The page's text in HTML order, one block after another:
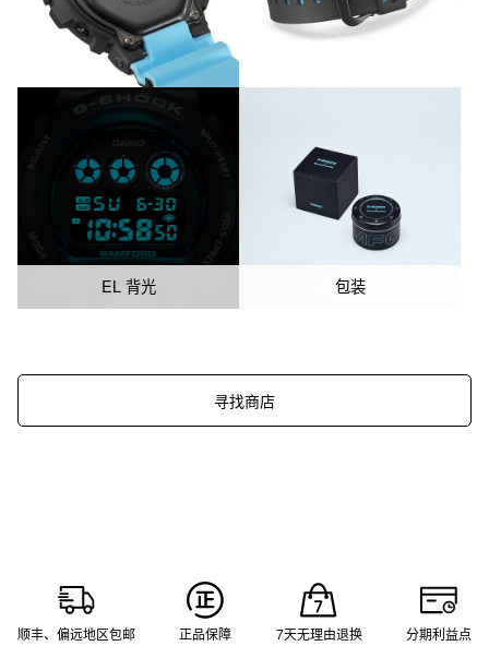
EL 背光 包装
寻找商店
顺丰、偏远地区包邮 正品保障 7天无理由退换 分期利益点